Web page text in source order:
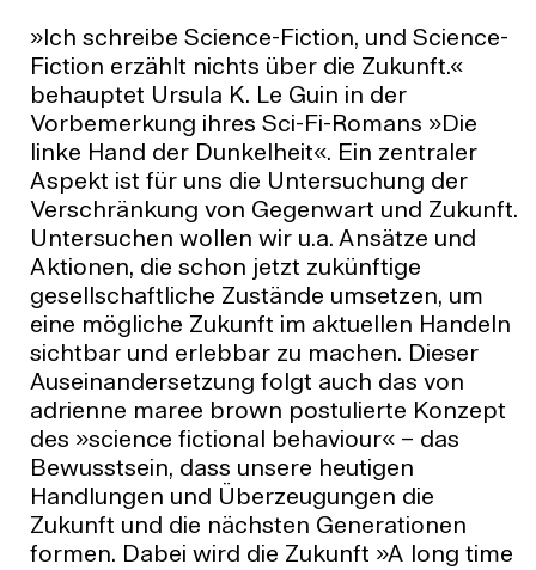
»Ich schreibe Science-Fiction, und Science-
Fiction erzählt nichts über die Zukunft.«
behauptet Ursula K. Le Guin in der
Vorbemerkung ihres Sci-Fi-Romans »Die
linke Hand der Dunkelheit«. Ein zentraler
Aspekt ist für uns die Untersuchung der
Verschränkung von Gegenwart und Zukunft.
Untersuchen wollen wir u.a. Ansätze und
Aktionen, die schon jetzt zukünftige
gesellschaftliche Zustände umsetzen, um
eine mögliche Zukunft im aktuellen Handeln
sichtbar und erlebbar zu machen. Dieser
Auseinandersetzung folgt auch das von
adrienne maree brown postulierte Konzept
des »science fictional behaviour« – das
Bewusstsein, dass unsere heutigen
Handlungen und Überzeugungen die
Zukunft und die nächsten Generationen
formen. Dabei wird die Zukunft »A long time